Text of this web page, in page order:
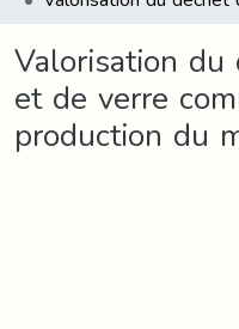
Valorisation
et de verre
production du